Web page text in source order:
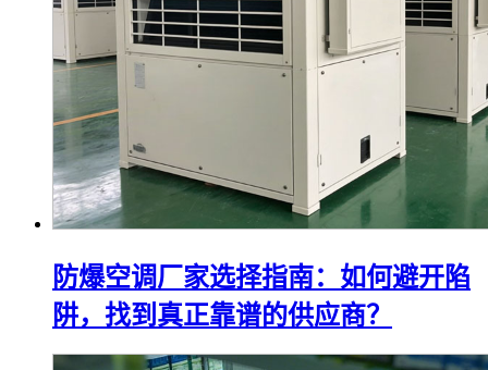
防爆空调厂家选择指南：如何避开陷
阱，找到真正靠谱的供应商？